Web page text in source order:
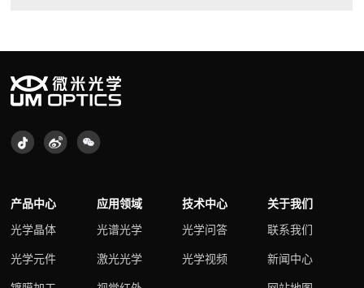
产品中心
光学晶体
光学元件
应用领域
光谱光学
激光光学
技术中心
光学问答
光学视频
关于我们
联系我们
新闻中心